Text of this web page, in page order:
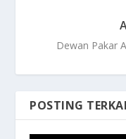
Dewan Pakar
POSTING